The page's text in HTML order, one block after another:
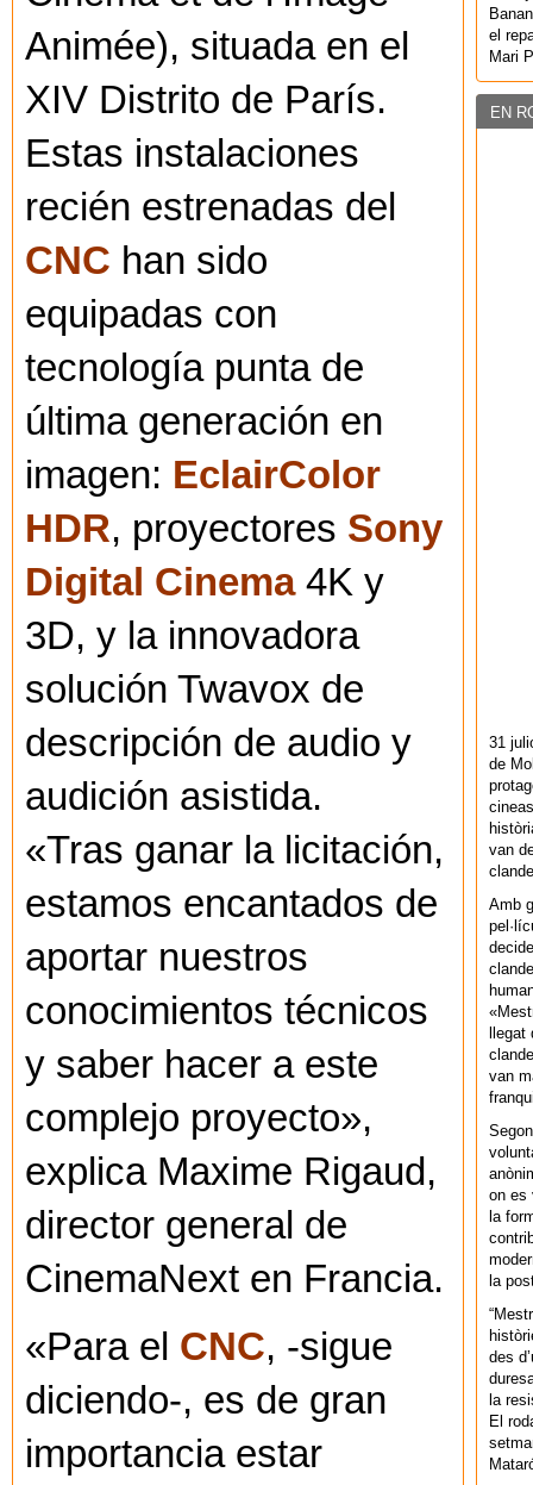
Animée), situada en el
XIV Distrito de París.
Estas instalaciones
recién estrenadas del
CNC han sido
equipadas con
tecnología punta de
última generación en
imagen: EclairColor
HDR, proyectores Sony
Digital Cinema4K y
3D, y la innovadora
solución Twavox de
descripción de audio y
audición asistida.
«Tras ganar la licitación,
estamos encantados de
aportar nuestros
conocimientos técnicos
y saber hacer a este
complejo proyecto»,
explica Maxime Rigaud,
director general de
CinemaNext en Francia.
«Para el CNC, -sigue
diciendo-, es de gran
importancia estar
el
Mari
EN
31
de
van
Amb
van
on es
la
la
des
la
El